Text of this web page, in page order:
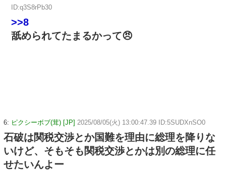
ID:q3S8rPb30
>>8
舐められてたまるかって😠
6: ピクシーボブ(茸) [JP] 2025/08/05(火) 13:00:47.39 ID:5SUDXnSO0
石破は関税交渉とか国難を理由に総理を降りな
いけど、そもそも関税交渉とかは別の総理に任
せたいんよー